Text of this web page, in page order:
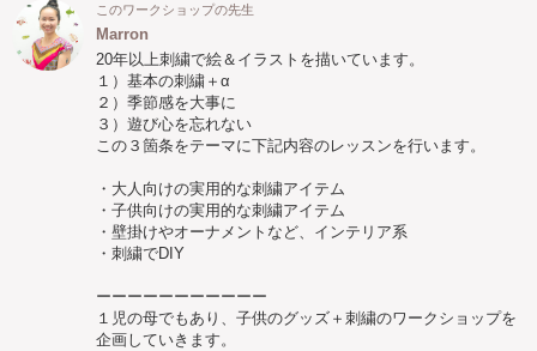
このワークショップの先生
Marron
20年以上刺繍で絵＆イラストを描いています。
１）基本の刺繍＋α
２）季節感を大事に
３）遊び心を忘れない
この３箇条をテーマに下記内容のレッスンを行います。
・大人向けの実用的な刺繍アイテム
・子供向けの実用的な刺繍アイテム
・壁掛けやオーナメントなど、インテリア系
・刺繍でDIY
ーーーーーーーーーーー
１児の母でもあり、子供のグッズ＋刺繍のワークショップを
企画していきます。